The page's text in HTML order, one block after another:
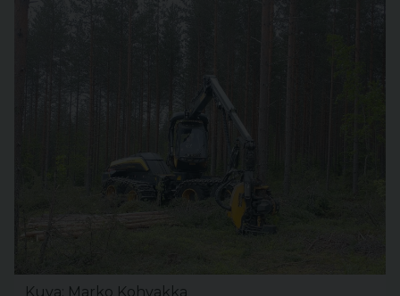
Kuva: Marko Kohvakka